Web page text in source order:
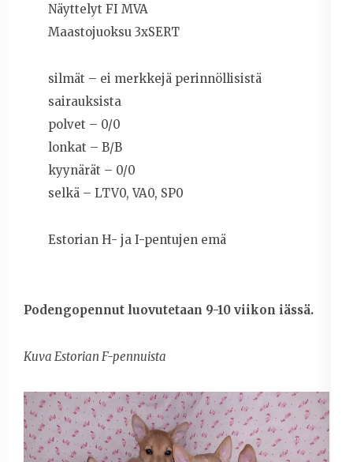
Näyttelyt FI MVA
Maastojuoksu 3xSERT
silmät – ei merkkejä perinnöllisistä
sairauksista
polvet – 0/0
lonkat – B/B
kyynärät – 0/0
selkä – LTV0, VA0, SP0
Estorian H- ja I-pentujen emä
Podengopennut luovutetaan 9-10 viikon iässä.
Kuva Estorian F-pennuista